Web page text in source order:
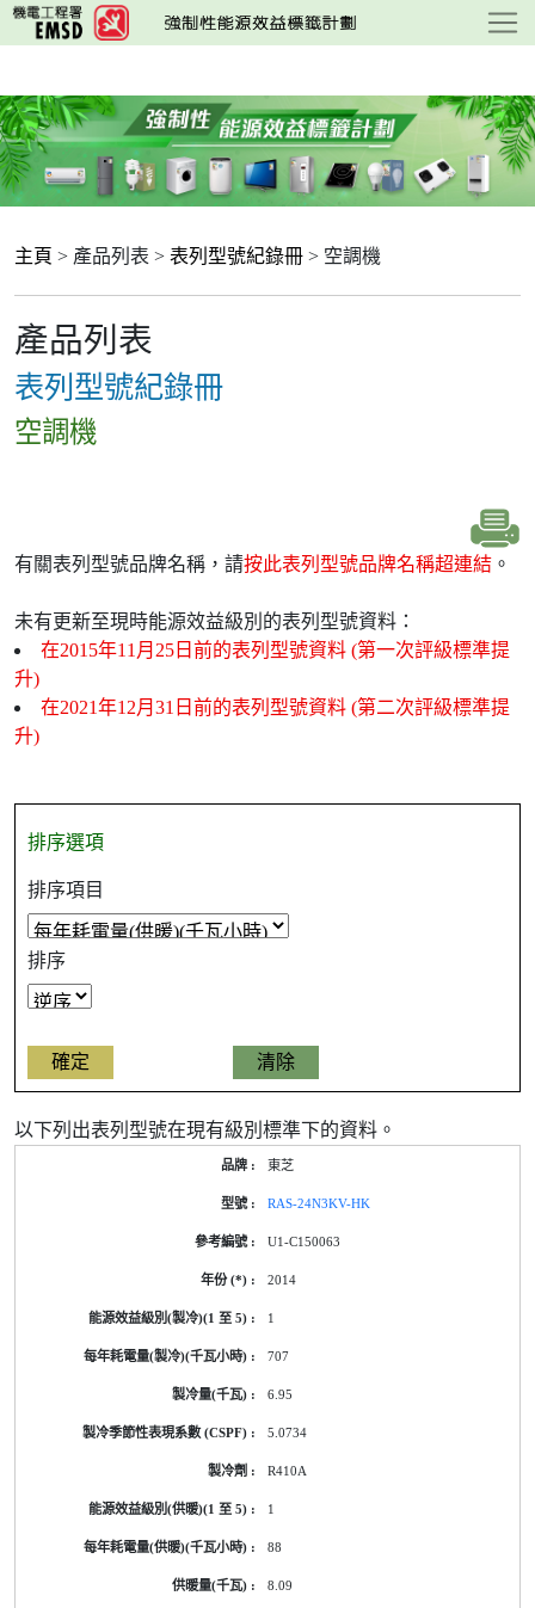
跳
至
要
內
容
主頁 > 產品列表 > 表列型號紀錄冊 > 空調機
產品列表
表列型號紀錄冊
空調機
有關表列型號品牌名稱，請按此表列型號品牌名稱超連結 。
未有更新至現時能源效益級別的表列型號資料：
在2015年11月25日前的表列型號資料 (第一次評級標準提
升)
在2021年12月31日前的表列型號資料 (第二次評級標準提
升)
排序選項
排序項目
排序
以下列出表列型號在現有級別標準下的資料。
東芝
RAS-24N3KV-HK
U1-C150063
2014
1
707
6.95
5.0734
R410A
1
88
8.09